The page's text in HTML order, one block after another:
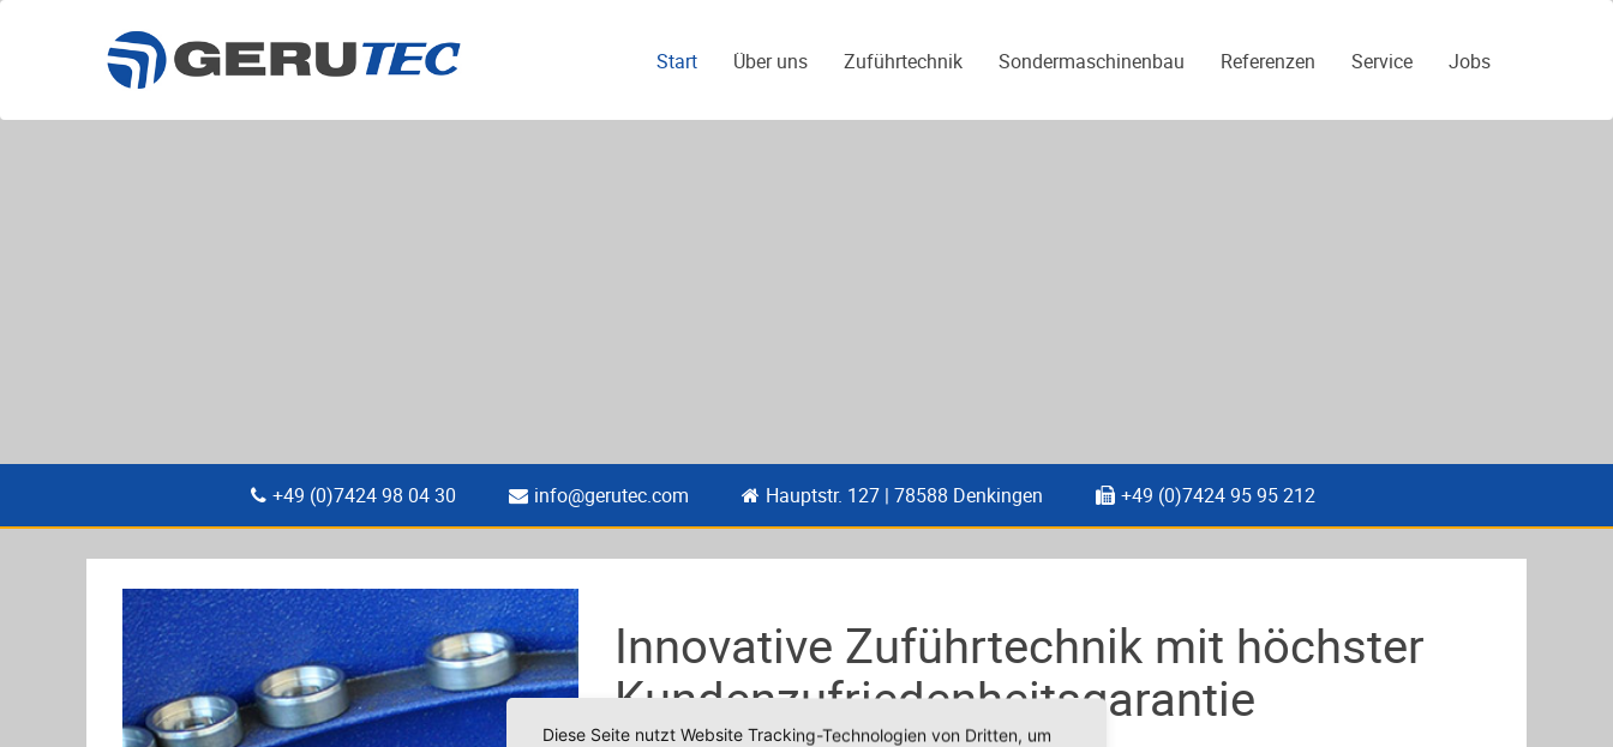
Start Über uns Zuführtechnik Sondermaschinenbau Referenzen Service Jobs
+49 (0)7424 98 04 30 info@gerutec.com Hauptstr. 127 | 78588 Denkingen +49 (0)7424 95 95 212
Innovative Zuführtechnik mit höchster
Kundenzufriedenheitsgarantie
Diese Seite nutzt Website Tracking-Technologien von Dritten, um